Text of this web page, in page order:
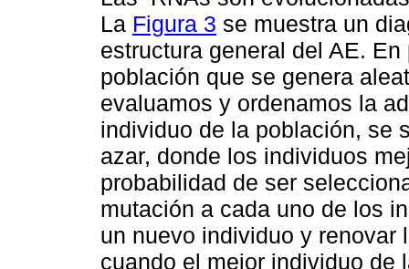
La Figura 3 se muestra un
estructura general del AE.
población que se genera
evaluamos y ordenamos la
individuo de la población, se
azar, donde los individuos
probabilidad de ser
mutación a cada uno de los
un nuevo individuo y renovar
cuando el mejor individuo de